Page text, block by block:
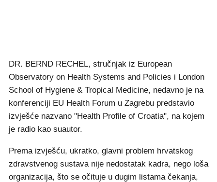
DR. BERND RECHEL, stručnjak iz European
Observatory on Health Systems and Policies i London
School of Hygiene & Tropical Medicine, nedavno je na
konferenciji EU Health Forum u Zagrebu predstavio
izvješće nazvano "Health Profile of Croatia", na kojem
je radio kao suautor.
Prema izvješću, ukratko, glavni problem hrvatskog
zdravstvenog sustava nije nedostatak kadra, nego loša
organizacija, što se očituje u dugim listama čekanja,